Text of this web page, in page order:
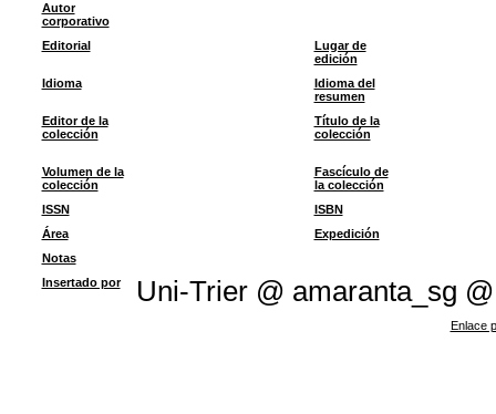
Autor
corporativo
Editorial
Lugar de
edición
Idioma
Idioma del
resumen
Editor de la
colección
Título de la
colección
Volumen de la
colección
Fascículo de
la colección
ISSN
ISBN
Área
Expedición
Notas
Insertado por
Uni-Trier @ amaranta_sg @
Enlace